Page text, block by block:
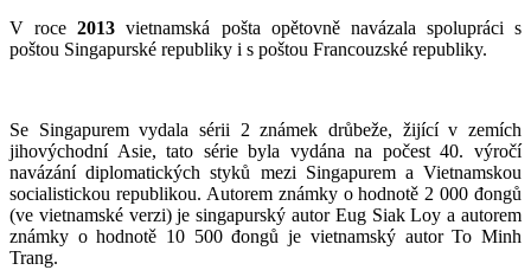
V roce2013vietnamská pošta opětovně navázala spolupráci s
poštou Singapurské republiky i s poštou Francouzské republiky.
Se Singapurem vydala sérii 2 známek drůbeže, žijící v zemích
jihovýchodní Asie, tato série byla vydána na počest 40. výročí
navázání diplomatických styků mezi Singapurem a Vietnamskou
socialistickou republikou. Autorem známky o hodnotě 2 000 đongů
(ve vietnamské verzi) je singapurský autor Eug Siak Loy a autorem
známky o hodnotě 10 500 đongů je vietnamský autor To Minh
Trang.